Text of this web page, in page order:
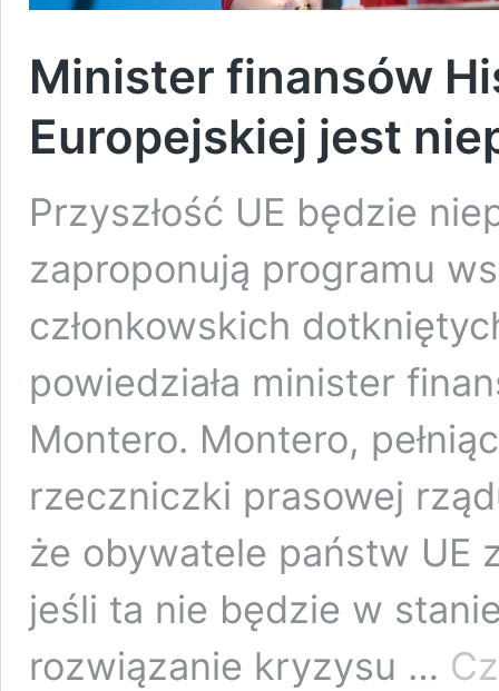
Minister finansów
Europejskiej jest
Przyszłość UE będzie
zaproponują programu
członkowskich
powiedziała minister
Montero. Montero,
rzeczniczki prasowej
że obywatele państw UE
jeśli ta nie będzie w
rozwiązanie kryzysu …